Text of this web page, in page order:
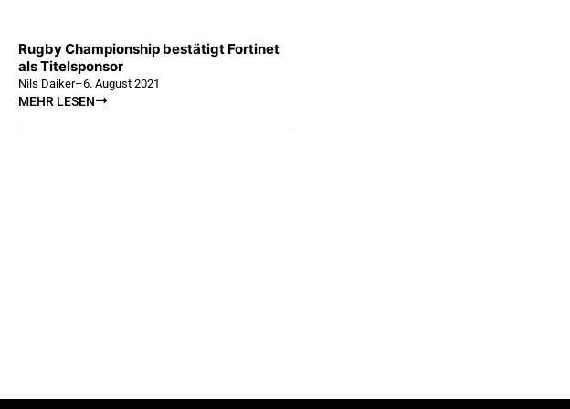
Rugby Championship bestätigt Fortinet
als Titelsponsor
Nils Daiker–6. August 2021
MEHR LESEN